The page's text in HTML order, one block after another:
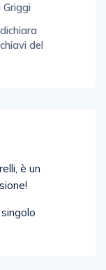
Griggi
del
è un